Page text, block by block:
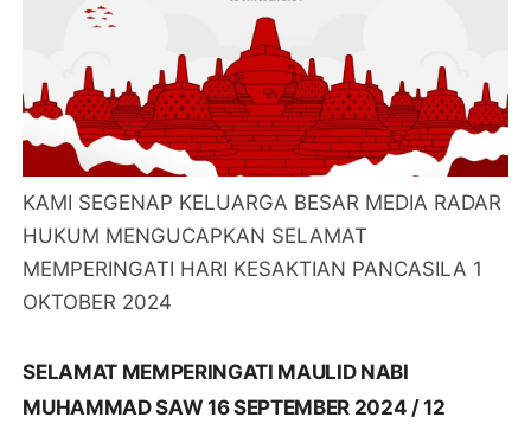
KAMI SEGENAP KELUARGA BESAR MEDIA RADAR
HUKUM MENGUCAPKAN SELAMAT
MEMPERINGATI HARI KESAKTIAN PANCASILA 1
OKTOBER 2024
SELAMAT MEMPERINGATI MAULID NABI
MUHAMMAD SAW 16 SEPTEMBER 2024 / 12